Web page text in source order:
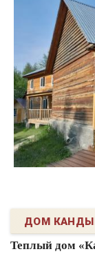
ДОМ
Теплый дом